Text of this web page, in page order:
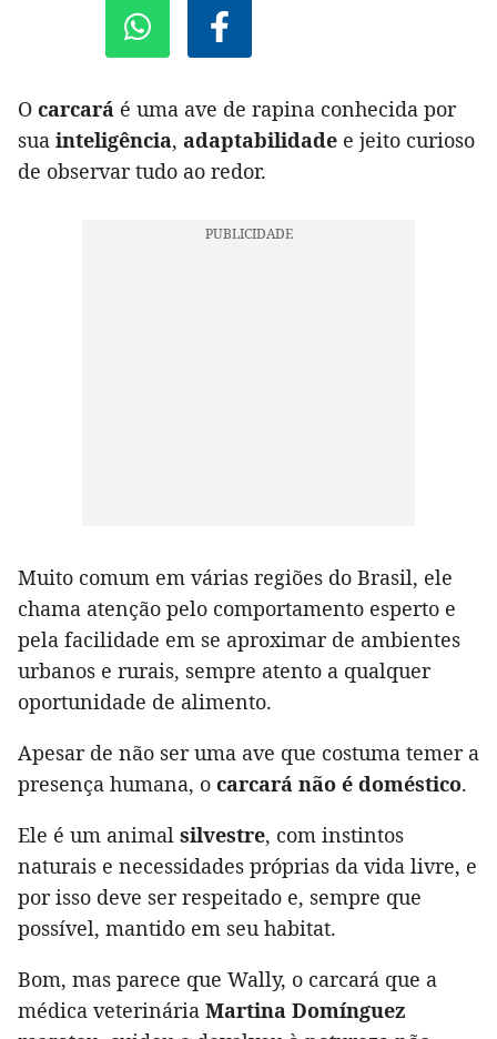
O carcará é uma ave de rapina conhecida por
sua inteligência, adaptabilidade e jeito curioso
de observar tudo ao redor.
Muito comum em várias regiões do Brasil, ele
chama atenção pelo comportamento esperto e
pela facilidade em se aproximar de ambientes
urbanos e rurais, sempre atento a qualquer
oportunidade de alimento.
Apesar de não ser uma ave que costuma temer a
presença humana, o carcará não é doméstico.
Ele é um animal silvestre, com instintos
naturais e necessidades próprias da vida livre, e
por isso deve ser respeitado e, sempre que
possível, mantido em seu habitat.
Bom, mas parece que Wally, o carcará que a
médica veterinária Martina Domínguez